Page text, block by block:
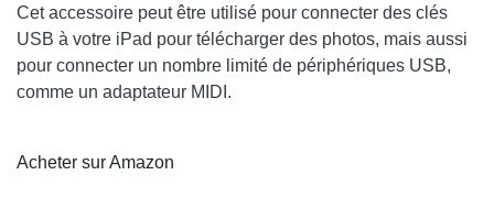
Cet accessoire peut être utilisé pour connecter des clés
USB à votre iPad pour télécharger des photos, mais aussi
pour connecter un nombre limité de périphériques USB,
comme un adaptateur MIDI.
Acheter sur Amazon